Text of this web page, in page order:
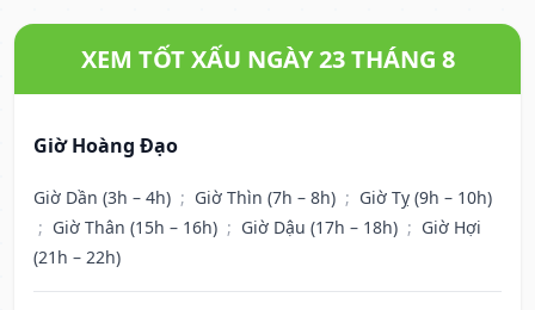
XEM TỐT XẤU NGÀY 23 THÁNG 8
Giờ Hoàng Đạo
Giờ Dần (3h – 4h) ; Giờ Thìn (7h – 8h) ; Giờ Tỵ (9h – 10h)
; Giờ Thân (15h – 16h) ; Giờ Dậu (17h – 18h) ; Giờ Hợi
(21h – 22h)